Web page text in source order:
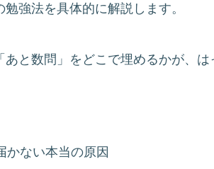
強法を具体的に解説します。
と数問」をどこで埋めるかが、は
かない本当の原因